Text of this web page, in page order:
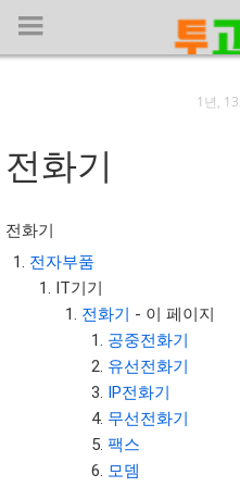
대문
회사명 :
투고기술
| 대표 : 김명기 | 사업자번호 :
전화 : 031-8065-5299 | 주소 :
로 13, B동(complex동) 1213호(
COPYRIGHT (C) 투고기술 ALL
투고기술 위키 저작권
1년,
전화기
전화기
전자부품
IT기기
전화기 - 이 페이지
공중전화기
유선전화기
IP전화기
무선전화기
팩스
모뎀